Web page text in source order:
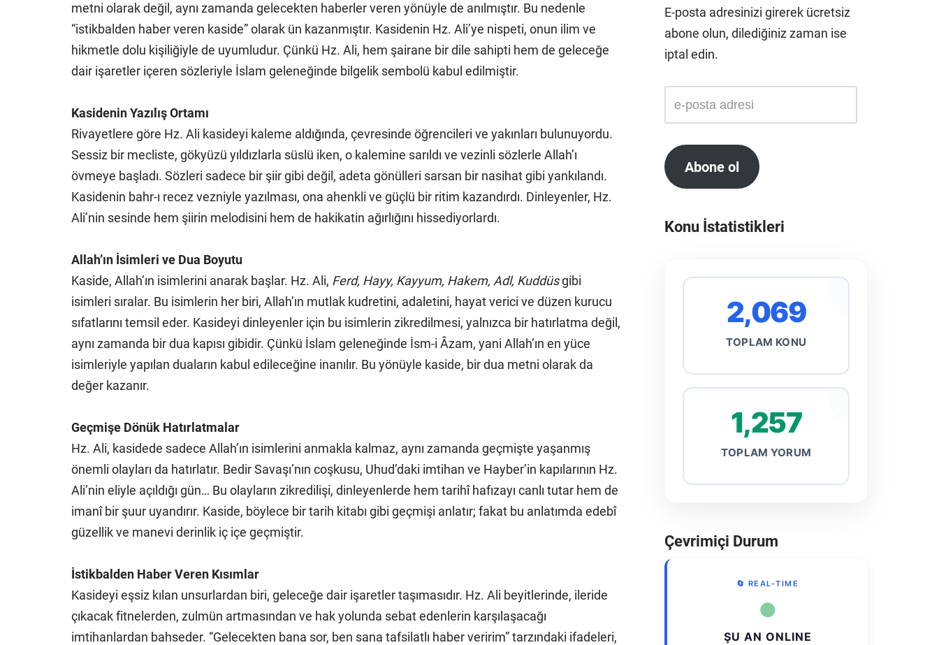
metni olarak değil, aynı zamanda gelecekten haberler veren yönüyle de anılmıştır. Bu nedenle
“istikbalden haber veren kaside” olarak ün kazanmıştır. Kasidenin Hz. Ali’ye nispeti, onun ilim ve
hikmetle dolu kişiliğiyle de uyumludur. Çünkü Hz. Ali, hem şairane bir dile sahipti hem de geleceğe
dair işaretler içeren sözleriyle İslam geleneğinde bilgelik sembolü kabul edilmiştir.
Kasidenin Yazılış Ortamı
Rivayetlere göre Hz. Ali kasideyi kaleme aldığında, çevresinde öğrencileri ve yakınları bulunuyordu.
Sessiz bir mecliste, gökyüzü yıldızlarla süslü iken, o kalemine sarıldı ve vezinli sözlerle Allah’ı
övmeye başladı. Sözleri sadece bir şiir gibi değil, adeta gönülleri sarsan bir nasihat gibi yankılandı.
Kasidenin bahr-ı recez vezniyle yazılması, ona ahenkli ve güçlü bir ritim kazandırdı. Dinleyenler, Hz.
Ali’nin sesinde hem şiirin melodisini hem de hakikatin ağırlığını hissediyorlardı.
Allah’ın İsimleri ve Dua Boyutu
Kaside, Allah’ın isimlerini anarak başlar. Hz. Ali, Ferd, Hayy, Kayyum, Hakem, Adl, Kuddüsgibi
isimleri sıralar. Bu isimlerin her biri, Allah’ın mutlak kudretini, adaletini, hayat verici ve düzen kurucu
sıfatlarını temsil eder. Kasideyi dinleyenler için bu isimlerin zikredilmesi, yalnızca bir hatırlatma değil,
aynı zamanda bir dua kapısı gibidir. Çünkü İslam geleneğinde İsm-i Âzam, yani Allah’ın en yüce
isimleriyle yapılan duaların kabul edileceğine inanılır. Bu yönüyle kaside, bir dua metni olarak da
değer kazanır.
Geçmişe Dönük Hatırlatmalar
Hz. Ali, kasidede sadece Allah’ın isimlerini anmakla kalmaz, aynı zamanda geçmişte yaşanmış
önemli olayları da hatırlatır. Bedir Savaşı’nın coşkusu, Uhud’daki imtihan ve Hayber’in kapılarının Hz.
Ali’nin eliyle açıldığı gün… Bu olayların zikredilişi, dinleyenlerde hem tarihî hafızayı canlı tutar hem de
imanî bir şuur uyandırır. Kaside, böylece bir tarih kitabı gibi geçmişi anlatır; fakat bu anlatımda edebî
güzellik ve manevi derinlik iç içe geçmiştir.
İstikbalden Haber Veren Kısımlar
Kasideyi eşsiz kılan unsurlardan biri, geleceğe dair işaretler taşımasıdır. Hz. Ali beyitlerinde, ileride
çıkacak fitnelerden, zulmün artmasından ve hak yolunda sebat edenlerin karşılaşacağı
imtihanlardan bahseder. “Gelecekten bana sor, ben sana tafsilatlı haber veririm” tarzındaki ifadeleri,
E-posta adresinizi girerek ücretsiz
abone olun, dilediğiniz zaman ise
iptal edin.
Abone ol
Konu İstatistikleri
2,069
TOPLAM KONU
1,257
TOPLAM YORUM
Çevrimiçi Durum
🔄 REAL-TIME
●
ŞU AN ONLINE